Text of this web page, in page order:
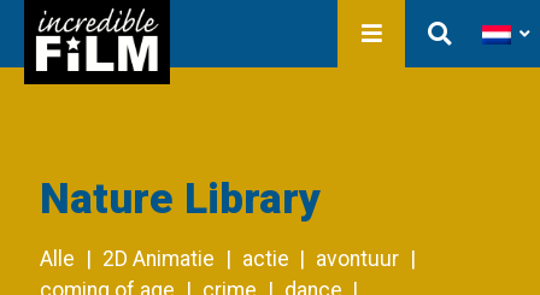
Film Production
In ontwikkeling
Producties
Bibliotheek
Contact
Nature Library
Alle 2D Animatie actie
avontuur
coming of age
crime
dance